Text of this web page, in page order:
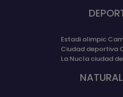
Estadi olimpic
Ciudad deportiva
La Nucía ciudad